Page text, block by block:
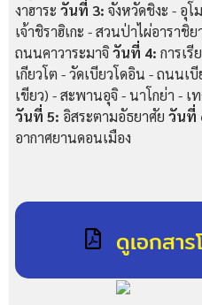
งาฮาระ วันที่ 3: จังหวัดชิงะ - อุโ
เจ้าชิราฮิเกะ - สวนป่าไผ่อาราชิ
ถนนคาวาระมาจิวันที่ 4: การเ
เกียวโต - วัดเบียวโดอิน - ถนนเ
เขียว) - สะพานอุจิ - นาโกย่า -
วันที่ 5: อิสระตามอัธยาศัย วันที่
อากาศยานดอนเมือง
ดูเอกสา